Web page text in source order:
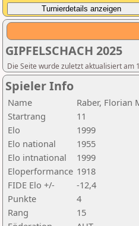
GIPFELSCHACH 2025
Die Seite wurde zuletzt aktualisiert am
Spieler Info
Name
Raber, Florian
Startrang
11
Elo
1999
Elo national
1955
Elo intnational
1999
Eloperformance 1918
FIDE Elo +/-
-12,4
Punkte
4
Rang
15